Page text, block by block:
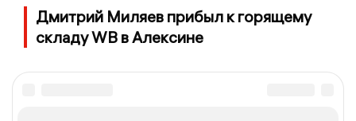
Дмитрий Миляев прибыл к горящему
складу WB в Алексине